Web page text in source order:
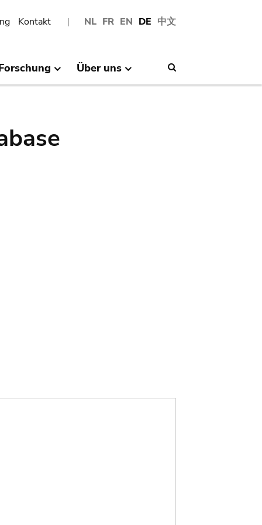
NL FR EN DE 中文
Kontakt
Über uns